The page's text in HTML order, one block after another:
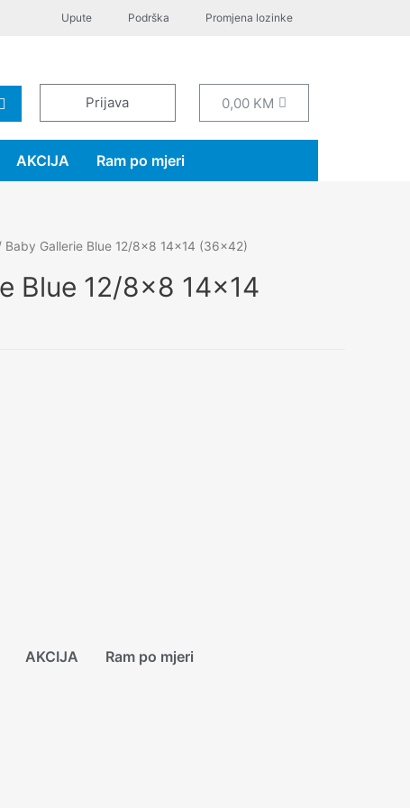
Upute Podrška Promjena lozinke
Prijava 0,00 KM
AKCIJA Ram po mjeri
Baby Gallerie Blue 12/8×8 14×14 (36×42)
Blue 12/8×8 14×14
AKCIJA Ram po mjeri